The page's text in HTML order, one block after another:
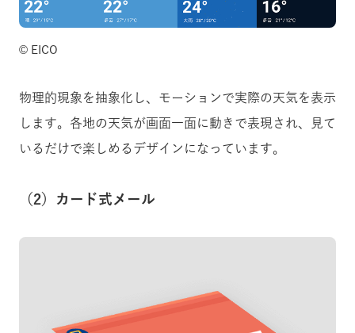
©️ EICO
物理的現象を抽象化し、モーションで実際の天気を表示
します。各地の天気が画面一面に動きで表現され、見て
いるだけで楽しめるデザインになっています。
（2）カード式メール